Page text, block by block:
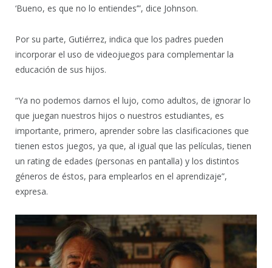
‘Bueno, es que no lo entiendes’”, dice Johnson.
Por su parte, Gutiérrez, indica que los padres pueden
incorporar el uso de videojuegos para complementar la
educación de sus hijos.
“Ya no podemos darnos el lujo, como adultos, de ignorar lo
que juegan nuestros hijos o nuestros estudiantes, es
importante, primero, aprender sobre las clasificaciones que
tienen estos juegos, ya que, al igual que las películas, tienen
un rating de edades (personas en pantalla) y los distintos
géneros de éstos, para emplearlos en el aprendizaje”,
expresa.